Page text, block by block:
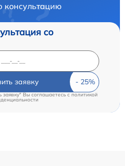
консультацию
со
заявку
заявку" Вы соглашаетесь cполитикой